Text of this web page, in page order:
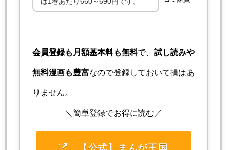
会員登録も月額基本料も無料で、 試し読みや
無料漫画も豊富なので登録しておいて損はあ
りません。
＼簡単登録でお得に読む／
【公式】まんが王国